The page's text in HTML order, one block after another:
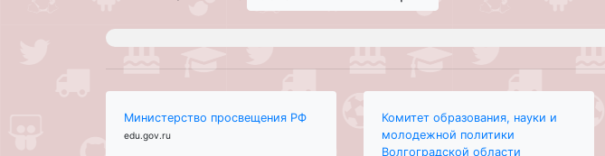
Министерство просвещения РФ
edu.gov.ru
Комитет образования, науки и
молодежной политики
Волгоградской области